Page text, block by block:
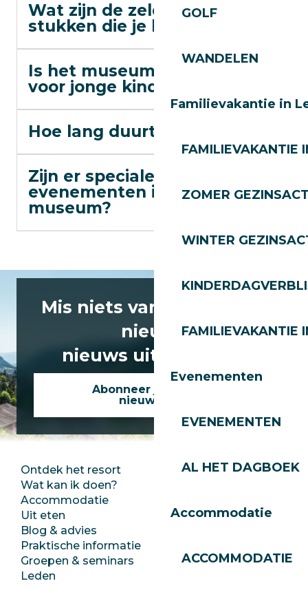
GOLF
WANDELEN
Familievakantie in
FAMILIEVAKANTIE
ZOMER
WINTER
FAMILIEVAKANTIE
Evenementen
EVENEMENTEN
AL HET DAGBOEK
Accommodatie
ACCOMMODATIE
Wat zijn de zeldzaamste
stukken die je kunt zien?
Is het museum geschikt
voor jonge kinderen?
Hoe lang duurt de tour?
Zijn er speciale
evenementen in het
museum?
Mis niets van het laatste
nieuws
nieuws uit Les Gets!
Abonneer je op onze
nieuwsbrief
Ontdek het resort
Wat kan ik doen?
Accommodatie
Uit eten
Blog & advies
Praktische informatie
Groepen & seminars
Leden
Perszaal
Jobs
SoleGets